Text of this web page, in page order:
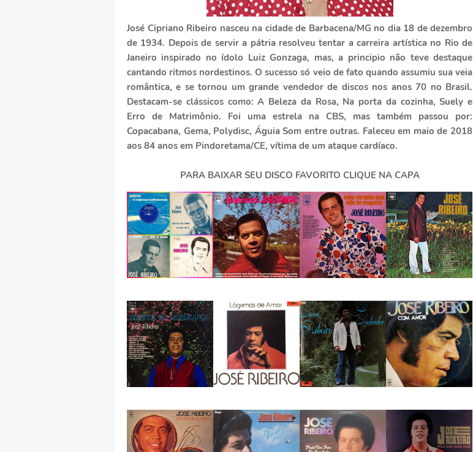
José Cipriano Ribeiro nasceu na cidade de Barbacena/MG no dia 18 de dezembro
de 1934. Depois de servir a pátria resolveu tentar a carreira artística no Rio de
Janeiro inspirado no ídolo Luiz Gonzaga, mas, a principio não teve destaque
cantando ritmos nordestinos. O sucesso só veio de fato quando assumiu sua veia
romântica, e se tornou um grande vendedor de discos nos anos 70 no Brasil.
Destacam-se clássicos como: A Beleza da Rosa, Na porta da cozinha, Suely e
Erro de Matrimônio. Foi uma estrela na CBS, mas também passou por:
Copacabana, Gema, Polydisc, Águia Som entre outras. Faleceu em maio de 2018
aos 84 anos em Pindoretama/CE, vítima de um ataque cardíaco.
PARA BAIXAR SEU DISCO FAVORITO CLIQUE NA CAPA